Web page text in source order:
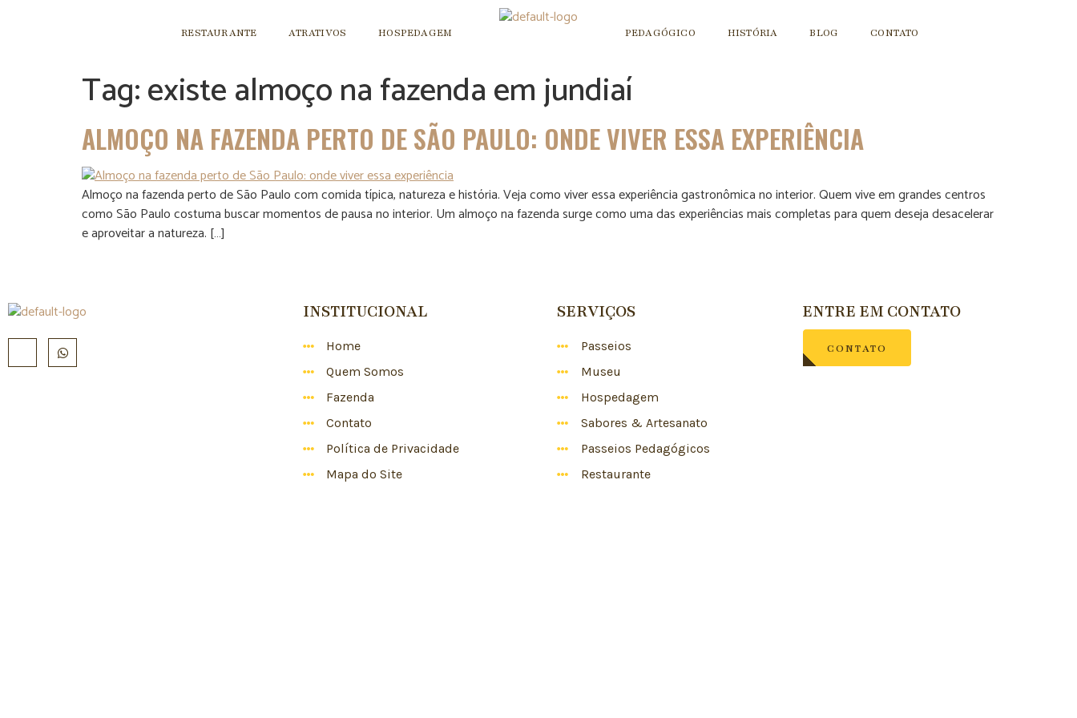
RESTAURANTE ATRATIVOS HOSPEDAGEM PEDAGÓGICO HISTÓRIA BLOG CONTATO
Tag:existe almoço na fazenda em jundiaí
ALMOÇO NA FAZENDA PERTO DE SÃO PAULO: ONDE VIVER ESSA EXPERIÊNCIA
Almoço na fazenda perto de São Paulo com comida típica, natureza e história. Veja como viver essa experiência gastronômica no interior. Quem vive em grandes centros
como São Paulo costuma buscar momentos de pausa no interior. Um almoço na fazenda surge como uma das experiências mais completas para quem deseja desacelerar
e aproveitar a natureza. […]
INSTITUCIONAL
Home
Quem Somos
Fazenda
Contato
Política de Privacidade
Mapa do Site
SERVIÇOS
Passeios
Museu
Hospedagem
Sabores & Artesanato
Passeios Pedagógicos
Restaurante
ENTRE EM CONTATO
CONTATO